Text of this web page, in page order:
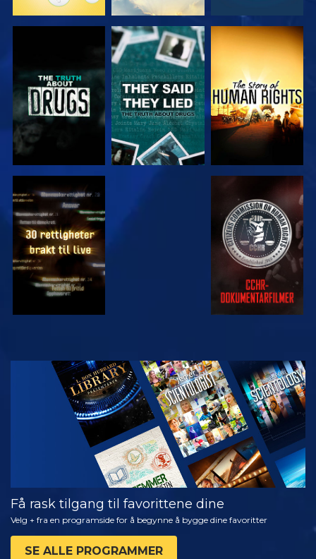
SE SE
SE SE
SE
UTFORSK
SERIEN
Få rask tilgang til favorittene dine
Velg + fra en programside for å begynne å bygge dine favoritter
SE ALLE PROGRAMMER